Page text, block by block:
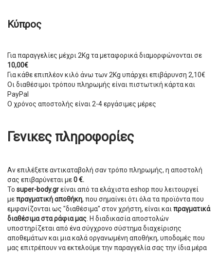
Κύπρος
Για παραγγελίες μέχρι 2Kg τα μεταφορικά διαμορφώνονται σε
10,00€
Για κάθε επιπλέον κιλό άνω των 2Kg υπάρχει επιβάρυνση 2,10€
Οι διαθέσιμοι τρόπου πληρωμής είναι πιστωτική κάρτα και
PayPal
Ο χρόνος αποστολής είναι 2-4 εργάσιμες μέρες
Γενικες πληροφορίες
Αν επιλέξετε αντικαταβολή σαν τρόπο πληρωμής, η αποστολή
σας επιβαρύνεται με0 €.
Το super-body.grείναι από τα ελάχιστα eshop που λειτουργεί
μεπραγματική αποθήκη, που σημαίνει ότι όλα τα προϊόντα που
εμφανίζονται ως "διαθέσιμα" στον χρήστη, είναι και πραγματικά
διαθέσιμα στα ράφια μας . Η διαδικασία αποστολών
υποστηρίζεται από ένα σύγχρονο σύστημα διαχείρισης
αποθεμάτων και μια καλά οργανωμένη αποθήκη, υποδομές που
μας επιτρέπουν να εκτελούμε την παραγγελία σας την ίδια μέρα